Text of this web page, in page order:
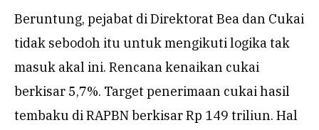
Beruntung, pejabat di Direktorat Bea dan Cukai
tidak sebodoh itu untuk mengikuti logika tak
masuk akal ini. Rencana kenaikan cukai
berkisar 5,7%. Target penerimaan cukai hasil
tembaku di RAPBN berkisar Rp 149 triliun. Hal